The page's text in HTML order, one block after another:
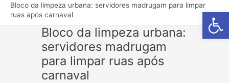
Barra de
Bloco da limpeza urbana: servidores madrugam para limpar
ruas após carnaval
Bloco da limpeza urbana:
servidores madrugam
para limpar ruas após
carnaval